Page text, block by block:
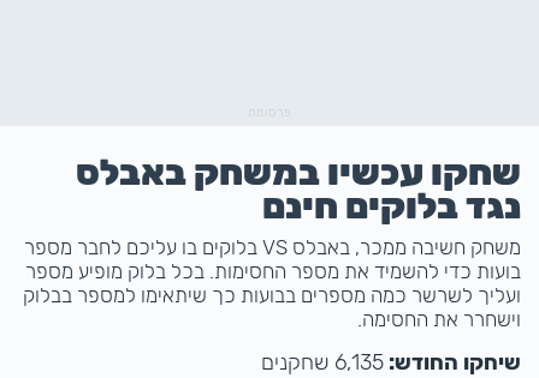
פרסומת
שחקו עכשיו במשחק באבלס
נגד בלוקים חינם
משחק חשיבה ממכר, באבלס VS בלוקים בו עליכם לחבר מספר
בועות כדי להשמיד את מספר החסימות. בכל בלוק מופיע מספר
ועליך לשרשר כמה מספרים בבועות כך שיתאימו למספר בבלוק
וישחרר את החסימה.
שיחקו החודש: 6,135 שחקנים